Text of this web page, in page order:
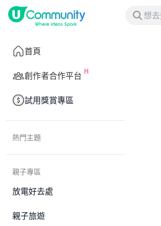
首頁
創作者合作平台
試用獎賞專區
熱門主題
親子專區
放電好去處
親子旅遊